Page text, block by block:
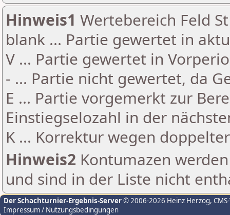
Hinweis1 Wertebereich Feld
blank ... Partie gewertet in
V ... Partie gewertet in
- ... Partie nicht gewertet, da
E ... Partie vorgemerkt zur
Einstiegselozahl in der
K ... Korrektur wegen
Hinweis2 Kontumazen
und sind in der Liste nicht
Der Schachturnier-Ergebnis-Server© 2006-2026 Heinz Herzog,
Impressum / Nutzungsbedingungen